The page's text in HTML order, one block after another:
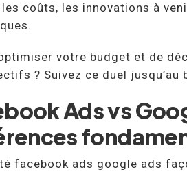
les coûts, les innovations à
votre budget et de
? Suivez ce duel jusqu’au
Ads vs
facebook ads google ads